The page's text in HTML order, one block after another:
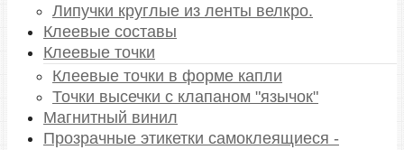
Липучки круглые из ленты велкро.
Клеевые составы
Клеевые точки
Клеевые точки в форме капли
Точки высечки с клапаном "язычок"
Магнитный винил
Прозрачные этикетки самоклеящиеся -